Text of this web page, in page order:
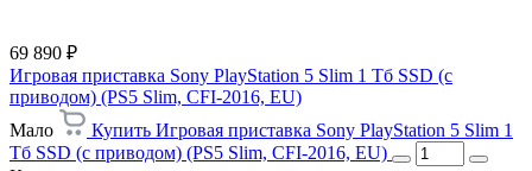
69 890 ₽
Игровая приставка Sony PlayStation 5 Slim 1 Тб SSD (c
приводом) (PS5 Slim, CFI-2016, EU)
Мало
Купить Игровая приставка Sony PlayStation 5 Slim 1
Тб SSD (c приводом) (PS5 Slim, CFI-2016, EU)